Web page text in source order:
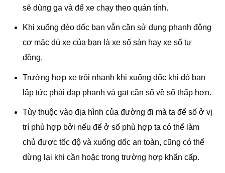
sẽ dùng ga và để xe chạy theo quán tính.
Khi xuống đèo dốc bạn vẫn cần sử dụng phanh động
cơ mặc dù xe của bạn là xe số sàn hay xe số tự
động.
Trường hợp xe trôi nhanh khi xuống dốc khi đó bạn
lập tức phải đạp phanh và gạt cần số về số thấp hơn.
Tùy thuộc vào địa hình của đường đi mà ta để số ở vị
trí phù hợp bởi nếu để ở số phù hợp ta có thể làm
chủ được tốc độ và xuống dốc an toàn, cũng có thể
dừng lại khi cần hoặc trong trường hợp khẩn cấp.